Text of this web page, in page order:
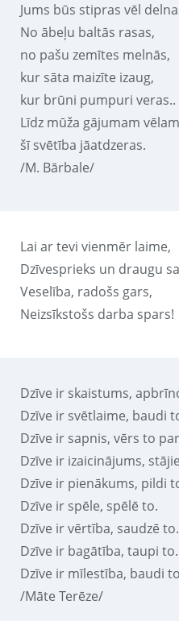
Jums būs stipras vēl
No ābeļu baltās rasas,
no pašu zemītes melnās,
kur sāta maizīte izaug,
kur brūni pumpuri veras..
Līdz mūža gājumam vēlam
šī svētība jāatdzeras.
/M. Bārbale/
Lai ar tevi vienmēr laime,
Dzīvesprieks un draugu
Veselība, radošs gars,
Neizsīkstošs darba spars!
Dzīve ir skaistums,
Dzīve ir svētlaime, baudi
Dzīve ir sapnis, vērs to
Dzīve ir izaicinājums,
Dzīve ir pienākums, pildi
Dzīve ir spēle, spēlē to.
Dzīve ir vērtība, saudzē to.
Dzīve ir bagātība, taupi to.
Dzīve ir mīlestība, baudi
/Māte Terēze/